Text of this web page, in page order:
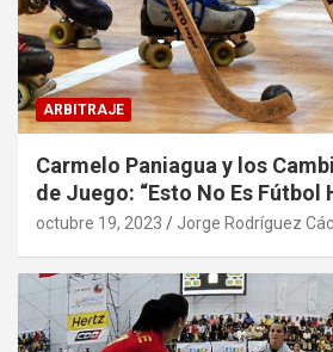
ARBITRAJE
Carmelo Paniagua y los
de Juego: “Esto No Es Fútbol
octubre 19, 2023 Jorge Rodríguez